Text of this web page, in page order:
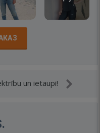
un ietaupi!